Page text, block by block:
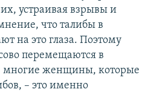
устраивая взрывы и
что талибы в
на это глаза. Поэтому
перемещаются в
многие женщины, которые
– это именно